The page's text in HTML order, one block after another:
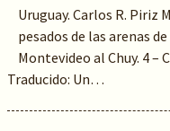
Uruguay. Carlos R. Piriz
pesados de las arenas
Montevideo al Chuy. 4 –
Traducido: Un…